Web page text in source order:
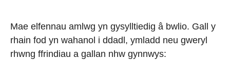
Mae elfennau amlwg yn gysylltiedig â bwlio. Gall y
rhain fod yn wahanol i ddadl, ymladd neu gweryl
rhwng ffrindiau a gallan nhw gynnwys: